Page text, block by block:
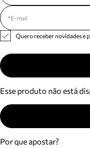
Quero receber novidades e
Esse produto não está
Por que apostar?